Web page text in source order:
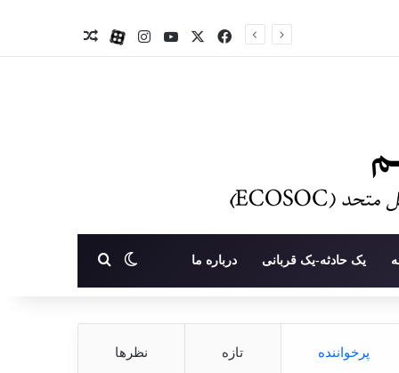
فیس بوکیوتیوباینستاگرام
آپاراتنوشته تصادفی
یک حادثه-یک قربانی درباره ما تغییر پوسته
جستجو برای
پرخواننده تازه نظرها